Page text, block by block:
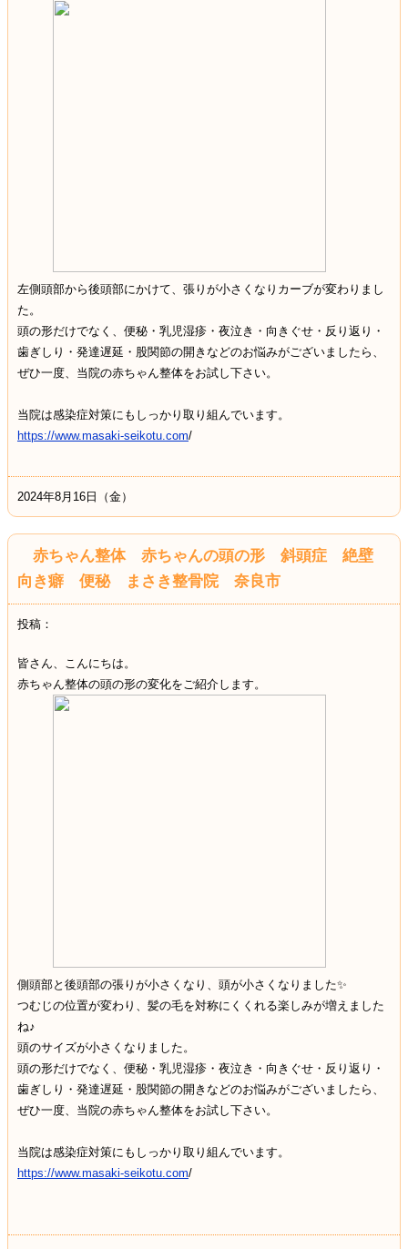
左側頭部から後頭部にかけて、張りが小さくなりカーブが変わりまし
た。
頭の形だけでなく、便秘・乳児湿疹・夜泣き・向きぐせ・反り返り・
歯ぎしり・発達遅延・股関節の開きなどのお悩みがございましたら、
ぜひ一度、当院の赤ちゃん整体をお試し下さい。
当院は感染症対策にもしっかり取り組んでいます。
https://www.masaki-seikotu.com/
2024年8月16日（金）
赤ちゃん整体 赤ちゃんの頭の形 斜頭症 絶壁
向き癖 便秘 まさき整骨院 奈良市
投稿：
皆さん、こんにちは。
赤ちゃん整体の頭の形の変化をご紹介します。
側頭部と後頭部の張りが小さくなり、頭が小さくなりました✨
つむじの位置が変わり、髪の毛を対称にくくれる楽しみが増えました
ね♪
頭のサイズが小さくなりました。
頭の形だけでなく、便秘・乳児湿疹・夜泣き・向きぐせ・反り返り・
歯ぎしり・発達遅延・股関節の開きなどのお悩みがございましたら、
ぜひ一度、当院の赤ちゃん整体をお試し下さい。
当院は感染症対策にもしっかり取り組んでいます。
https://www.masaki-seikotu.com/